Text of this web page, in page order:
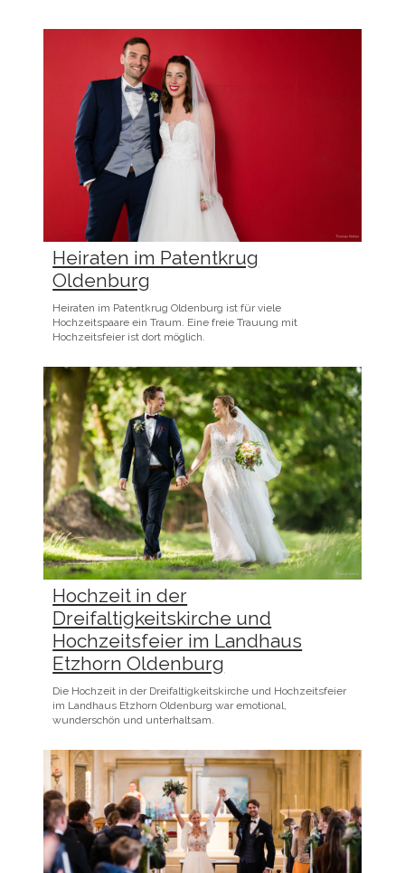
Heiraten im Patentkrug
Oldenburg
Heiraten im Patentkrug Oldenburg ist für viele
Hochzeitspaare ein Traum. Eine freie Trauung mit
Hochzeitsfeier ist dort möglich.
Hochzeit in der
Dreifaltigkeitskirche und
Hochzeitsfeier im Landhaus
Etzhorn Oldenburg
Die Hochzeit in der Dreifaltigkeitskirche und Hochzeitsfeier
im Landhaus Etzhorn Oldenburg war emotional,
wunderschön und unterhaltsam.